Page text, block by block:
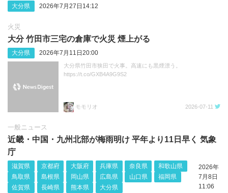
大分県 2026年7月27日14:12
火災
大分 竹田市三宅の倉庫で火災 煙上がる
大分県 2026年7月11日20:00
大分県竹田市狭田で火事。高速にも黒煙漂う。
https://t.co/GXB4A9G9S2
モモリオ 2026-07-11
一般ニュース
近畿・中国・九州北部が梅雨明け 平年より11日早く 気象
庁
滋賀県 京都府 大阪府 兵庫県 奈良県
和歌山県
鳥取県
島根県 岡山県 広島県 山口県
福岡県
佐賀県
長崎県 熊本県 大分県
2026年
7月8日
11:06